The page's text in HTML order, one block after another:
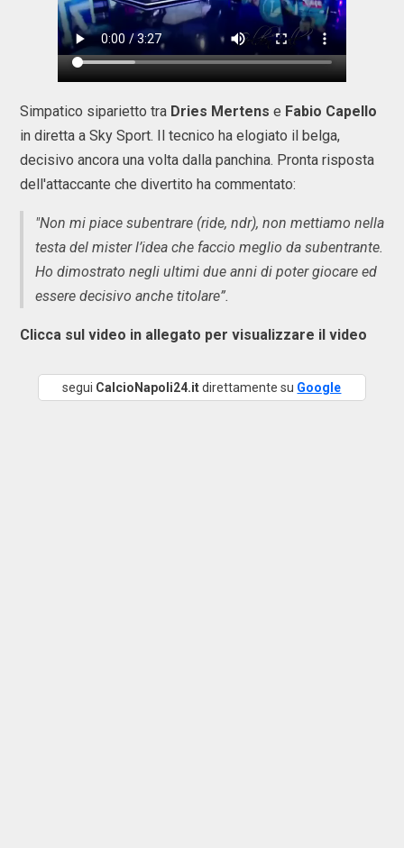
Simpatico siparietto tra Dries Mertens e Fabio Capello
in diretta a Sky Sport. Il tecnico ha elogiato il belga,
decisivo ancora una volta dalla panchina. Pronta risposta
dell'attaccante che divertito ha commentato:
"Non mi piace subentrare (ride, ndr), non mettiamo nella
testa del mister l’idea che faccio meglio da subentrante.
Ho dimostrato negli ultimi due anni di poter giocare ed
essere decisivo anche titolare”.
Clicca sul video in allegato per visualizzare il video
segui CalcioNapoli24.itdirettamente su Google